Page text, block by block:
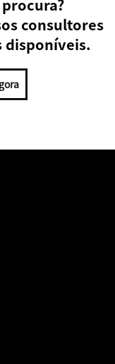
consultores
disponíveis.